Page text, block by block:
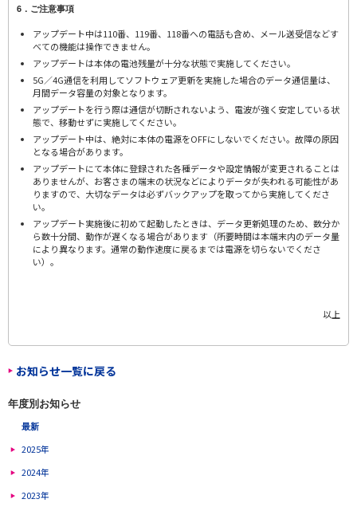
6．ご注意事項
アップデート中は110番、119番、118番への電話も含め、メール送受信などす
べての機能は操作できません。
アップデートは本体の電池残量が十分な状態で実施してください。
5G／4G通信を利用してソフトウェア更新を実施した場合のデータ通信量は、
月間データ容量の対象となります。
アップデートを行う際は通信が切断されないよう、電波が強く安定している状
態で、移動せずに実施してください。
アップデート中は、絶対に本体の電源をOFFにしないでください。故障の原因
となる場合があります。
アップデートにて本体に登録された各種データや設定情報が変更されることは
ありませんが、お客さまの端末の状況などによりデータが失われる可能性があ
りますので、大切なデータは必ずバックアップを取ってから実施してくださ
い。
アップデート実施後に初めて起動したときは、データ更新処理のため、数分か
ら数十分間、動作が遅くなる場合があります（所要時間は本端末内のデータ量
により異なります。通常の動作速度に戻るまでは電源を切らないでくださ
い）。
以上
お知らせ一覧に戻る
年度別お知らせ
最新
2025年
2024年
2023年